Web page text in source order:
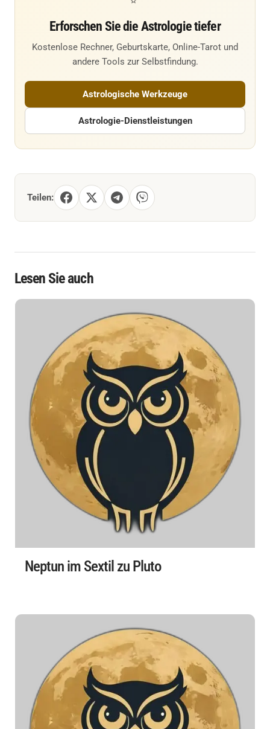
Erforschen Sie die Astrologie tiefer
Kostenlose Rechner, Geburtskarte, Online-Tarot und
andere Tools zur Selbstfindung.
Astrologische Werkzeuge
Astrologie-Dienstleistungen
Teilen:
Lesen Sie auch
Neptun im Sextil zu Pluto